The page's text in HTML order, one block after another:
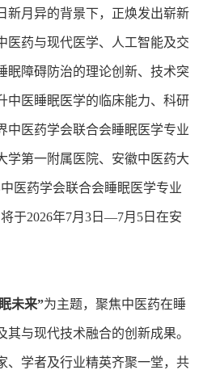
新月异的背景下，正焕发出崭新
医药与现代医学、人工智能及交
眠障碍防治的理论创新、技术突
中医睡眠医学的临床能力、科研
中医药学会联合会睡眠医学专业
学第一附属医院、安徽中医药大
医药学会联合会睡眠医学专业
于2026年7月3日—7月5日在安
未来”为主题，聚焦中医药在睡
其与现代技术融合的创新成果。
、学者及行业精英齐聚一堂，共